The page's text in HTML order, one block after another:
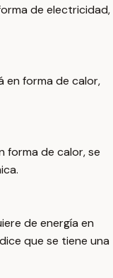
de electricidad,
en forma de calor,
forma de calor, se
de energía en
que se tiene una